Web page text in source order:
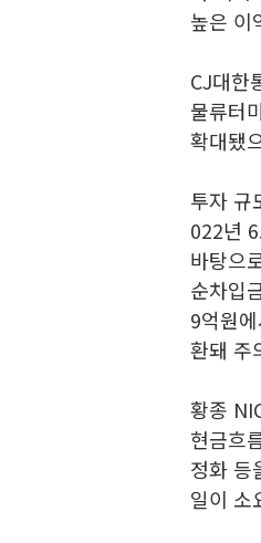
높은 이
CJ대한
물류터
확대됐
투자 규
022년
바탕으
순차입
9억원
환돼 주
황종
현금흐
정화 등
일이 소